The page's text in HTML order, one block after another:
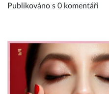
Publikováno s 0 komentáři